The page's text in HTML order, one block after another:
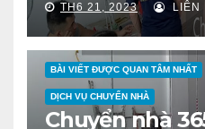
TH6 21, 2023 LIÊN
BÀI VIẾT ĐƯỢC QUAN TÂM NHẤT
DỊCH VỤ CHUYỂN NHÀ
Chuyển nhà